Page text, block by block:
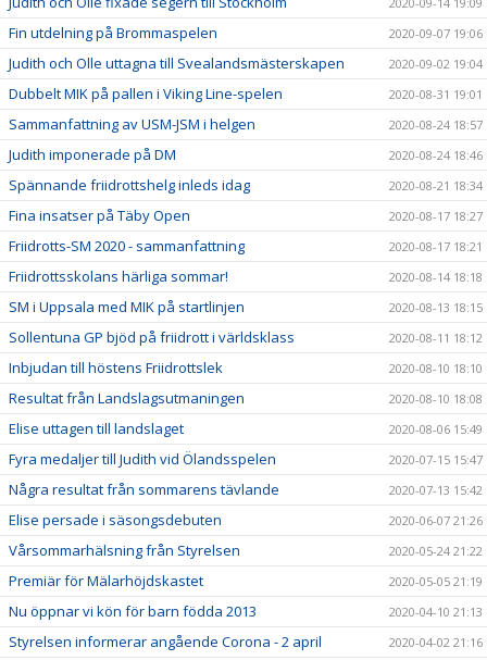
Fin utdelning på Brommaspelen 2020-09-07 19:06
Judith och Olle uttagna till Svealandsmästerskapen 2020-09-02 19:04
Dubbelt MIK på pallen i Viking Line-spelen 2020-08-31 19:01
Sammanfattning av USM-JSM i helgen 2020-08-24 18:57
Judith imponerade på DM 2020-08-24 18:46
Spännande friidrottshelg inleds idag 2020-08-21 18:34
Fina insatser på Täby Open 2020-08-17 18:27
Friidrotts-SM 2020 - sammanfattning 2020-08-17 18:21
Friidrottsskolans härliga sommar! 2020-08-14 18:18
SM i Uppsala med MIK på startlinjen 2020-08-13 18:15
Sollentuna GP bjöd på friidrott i världsklass 2020-08-11 18:12
Inbjudan till höstens Friidrottslek 2020-08-10 18:10
Resultat från Landslagsutmaningen 2020-08-10 18:08
Elise uttagen till landslaget 2020-08-06 15:49
Fyra medaljer till Judith vid Ölandsspelen 2020-07-15 15:47
Några resultat från sommarens tävlande 2020-07-13 15:42
Elise persade i säsongsdebuten 2020-06-07 21:26
Vårsommarhälsning från Styrelsen 2020-05-24 21:22
Premiär för Mälarhöjdskastet 2020-05-05 21:19
Nu öppnar vi kön för barn födda 2013 2020-04-10 21:13
Styrelsen informerar angående Corona - 2 april 2020-04-02 21:16